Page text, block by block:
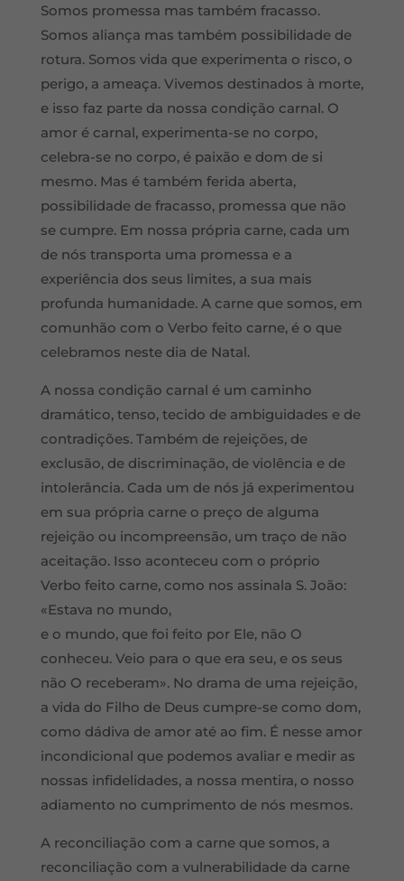
Somos promessa mas também fracasso.
Somos aliança mas também possibilidade de
rotura. Somos vida que experimenta o risco, o
perigo, a ameaça. Vivemos destinados à morte,
e isso faz parte da nossa condição carnal. O
amor é carnal, experimenta-se no corpo,
celebra-se no corpo, é paixão e dom de si
mesmo. Mas é também ferida aberta,
possibilidade de fracasso, promessa que não
se cumpre. Em nossa própria carne, cada um
de nós transporta uma promessa e a
experiência dos seus limites, a sua mais
profunda humanidade. A carne que somos, em
comunhão com o Verbo feito carne, é o que
celebramos neste dia de Natal.
A nossa condição carnal é um caminho
dramático, tenso, tecido de ambiguidades e de
contradições. Também de rejeições, de
exclusão, de discriminação, de violência e de
intolerância. Cada um de nós já experimentou
em sua própria carne o preço de alguma
rejeição ou incompreensão, um traço de não
aceitação. Isso aconteceu com o próprio
Verbo feito carne, como nos assinala S. João:
«Estava no mundo,
e o mundo, que foi feito por Ele, não O
conheceu. Veio para o que era seu, e os seus
não O receberam». No drama de uma rejeição,
a vida do Filho de Deus cumpre-se como dom,
como dádiva de amor até ao fim. É nesse amor
incondicional que podemos avaliar e medir as
nossas infidelidades, a nossa mentira, o nosso
adiamento no cumprimento de nós mesmos.
A reconciliação com a carne que somos, a
reconciliação com a vulnerabilidade da carne